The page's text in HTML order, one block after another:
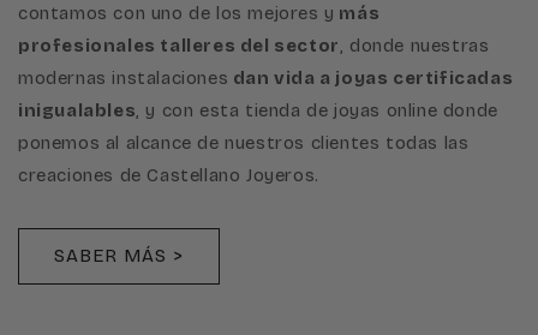
contamos con uno de los mejores y más
profesionales talleres del sector, donde nuestras
modernas instalaciones dan vida a joyas certificadas
inigualables, y con esta tienda de joyas online donde
ponemos al alcance de nuestros clientes todas las
creaciones de Castellano Joyeros.
SABER MÁS >